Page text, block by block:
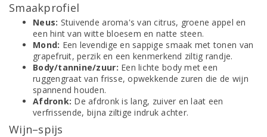
Smaakprofiel
Neus: Stuivende aroma's van citrus, groene appel en
een hint van witte bloesem en natte steen.
Mond: Een levendige en sappige smaak met tonen van
grapefruit, perzik en een kenmerkend ziltig randje.
Body/tannine/zuur: Een lichte body met een
ruggengraat van frisse, opwekkende zuren die de wijn
spannend houden.
Afdronk: De afdronk is lang, zuiver en laat een
verfrissende, bijna ziltige indruk achter.
Wijn–spijs